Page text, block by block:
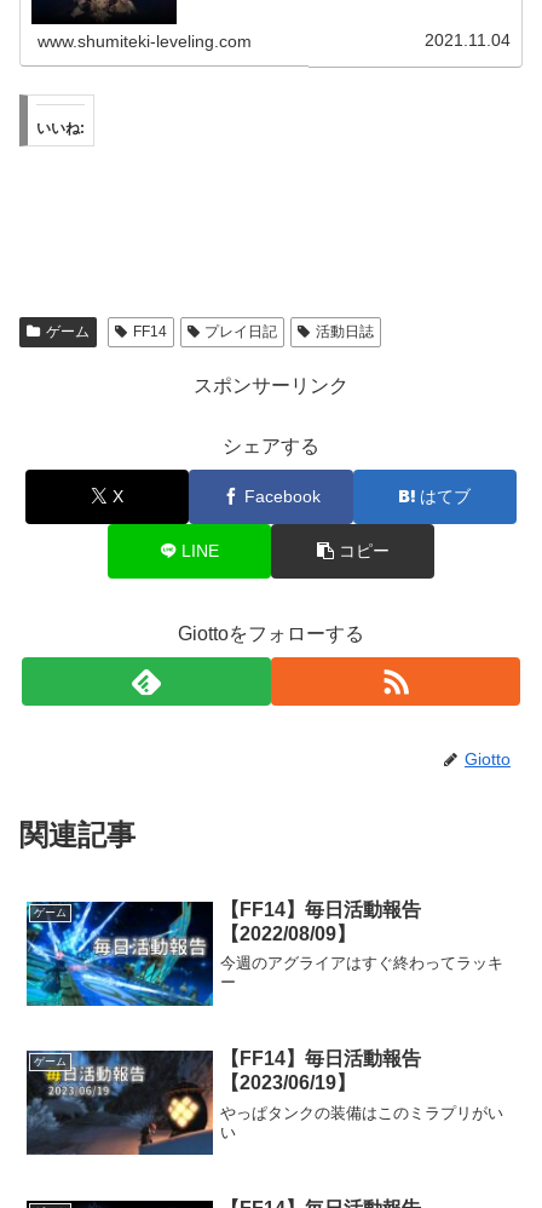
www.shumiteki-leveling.com 2021.11.04
いいね:
ゲーム FF14 プレイ日記 活動日誌
スポンサーリンク
シェアする
X Facebook はてブ
LINE コピー
Giottoをフォローする
Giotto
関連記事
ゲーム
【FF14】毎日活動報告
【2022/08/09】
今週のアグライアはすぐ終わってラッキ
ー
ゲーム
【FF14】毎日活動報告
【2023/06/19】
やっぱタンクの装備はこのミラプリがい
い